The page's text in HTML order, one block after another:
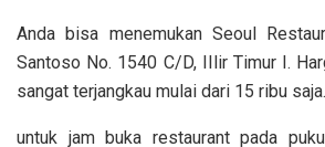
Anda bisa menemukan Seoul
Santoso No. 1540 C/D, IIlir Timur I.
sangat terjangkau mulai dari 15 ribu saja.
untuk jam buka restaurant pada